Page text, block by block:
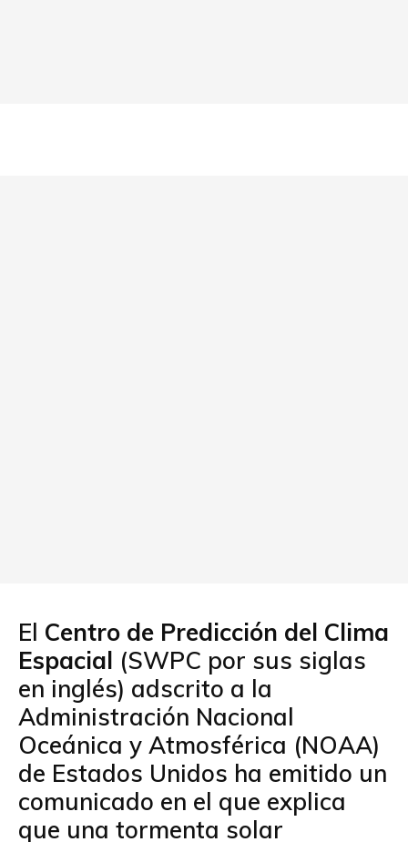
El Centro de Predicción del Clima
Espacial (SWPC por sus siglas
en inglés) adscrito a la
Administración Nacional
Oceánica y Atmosférica (NOAA)
de Estados Unidos ha emitido un
comunicado en el que explica
que una tormenta solar